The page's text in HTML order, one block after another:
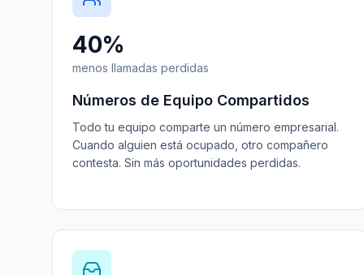
40%
menos llamadas perdidas
Números de Equipo Compartidos
Todo tu equipo comparte un número empresarial.
Cuando alguien está ocupado, otro compañero
contesta. Sin más oportunidades perdidas.